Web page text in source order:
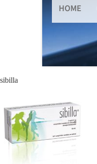
HOME
sibilla